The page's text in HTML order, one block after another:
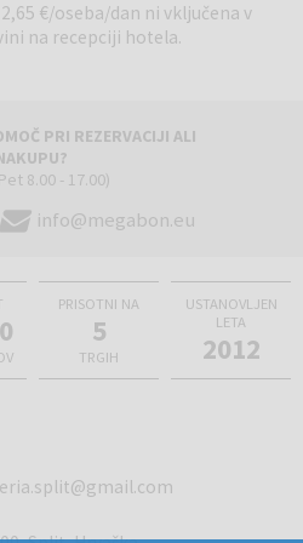
€/oseba/dan ni vključena v
na recepciji hotela.
PRI REZERVACIJI ALI
8.00 - 17.00)
info@megabon.eu
PRISOTNI NA
5
TRGIH
USTANOVLJEN
LETA
2012